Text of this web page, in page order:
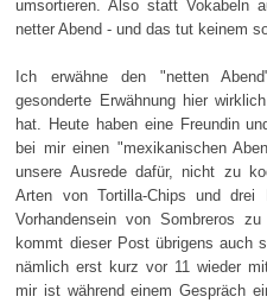
umsortieren. Also statt Vokabeln
netter Abend - und das tut keinem
Ich erwähne den "netten
gesonderte Erwähnung hier
hat. Heute haben eine Freundin
bei mir einen "mexikanischen
unsere Ausrede dafür, nicht zu
Arten von Tortilla-Chips und
Vorhandensein von Sombreros
kommt dieser Post übrigens auch
nämlich erst kurz vor 11 wieder
mir ist während einem Gespräch